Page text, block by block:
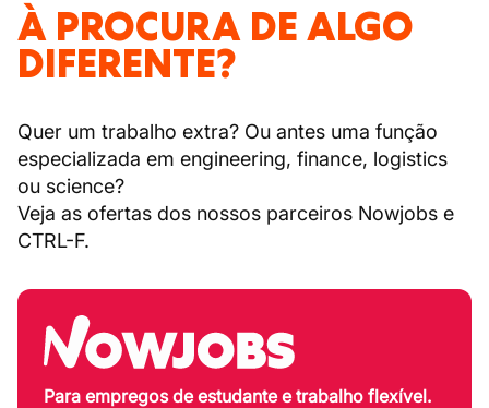
À PROCURA DE ALGO
DIFERENTE?
Quer um trabalho extra? Ou antes uma função
especializada em engineering, finance, logistics
ou science?
Veja as ofertas dos nossos parceiros Nowjobs e
CTRL-F.
Para empregos de estudante e trabalho flexível.